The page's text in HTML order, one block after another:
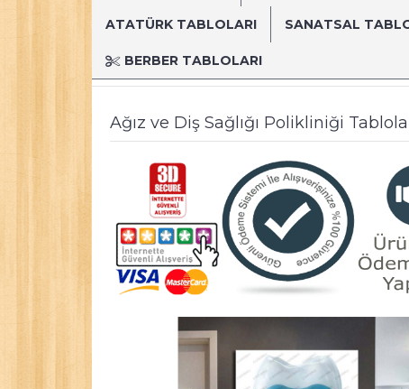
ATATÜRK TABLOLARI SANATSAL
BERBER TABLOLARI
Anasayfa Dekoratif Kanvas Tablolar
Ağız ve Diş Sağlığı Polikliniği